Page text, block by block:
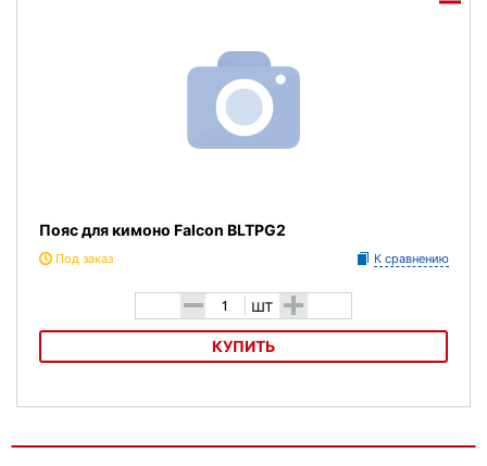
Пояс для кимоно Falcon BLTPG2
Под заказ К сравнению
- шт +
КУПИТЬ